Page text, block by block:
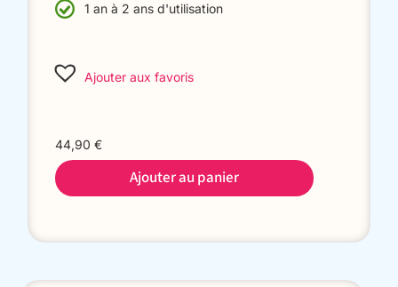
1 an à 2 ans d'utilisation
Ajouter aux favoris
44,90€
Ajouter au panier